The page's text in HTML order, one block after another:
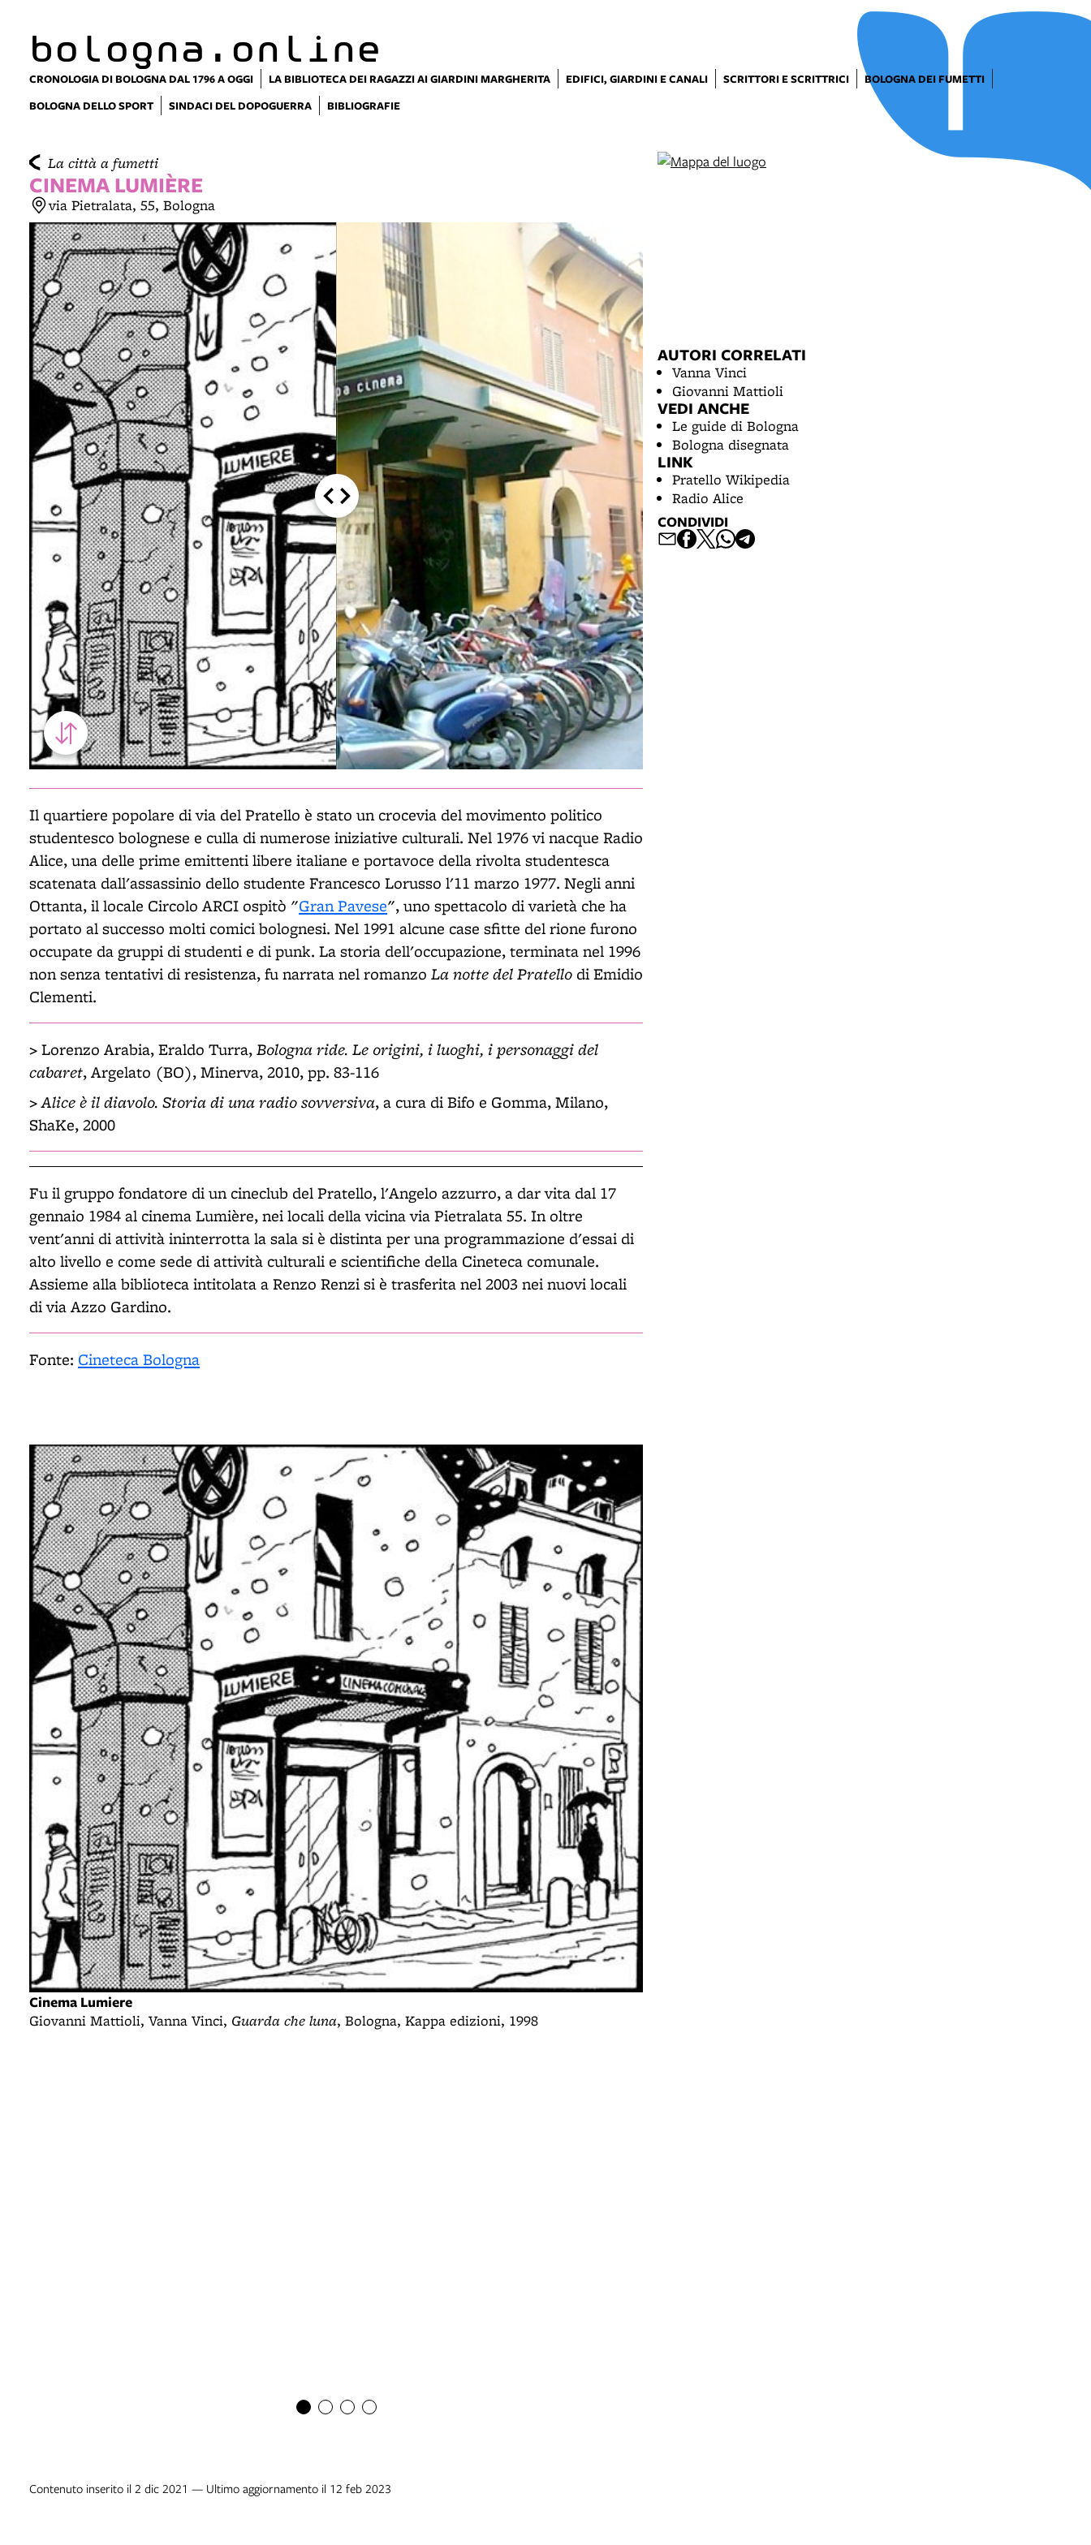
bologna.online
CRONOLOGIA DI BOLOGNA DAL 1796 A OGGI LA BIBLIOTECA DEI RAGAZZI AI GIARDINI MARGHERITA EDIFICI, GIARDINI E CANALI SCRITTORI E SCRITTRICI
BOLOGNA DEI FUMETTI
BOLOGNA DELLO SPORT
SINDACI DEL DOPOGUERRA BIBLIOGRAFIE
La città a fumetti
CINEMA LUMIÈRE
via Pietralata, 55, Bologna
Il quartiere popolare di via del Pratello è stato un crocevia del movimento politico
studentesco bolognese e culla di numerose iniziative culturali. Nel 1976 vi nacque Radio
Alice, una delle prime emittenti libere italiane e portavoce della rivolta studentesca
scatenata dall'assassinio dello studente Francesco Lorusso l'11 marzo 1977. Negli anni
Ottanta, il locale Circolo ARCI ospitò "Gran Pavese", uno spettacolo di varietà che ha
portato al successo molti comici bolognesi. Nel 1991 alcune case sfitte del rione furono
occupate da gruppi di studenti e di punk. La storia dell'occupazione, terminata nel 1996
non senza tentativi di resistenza, fu narrata nel romanzo La notte del Pratello di Emidio
Clementi.
>Lorenzo Arabia, Eraldo Turra,Bologna ride. Le origini, i luoghi, i personaggi del
cabaret, Argelato (BO), Minerva, 2010, pp. 83-116
>Alice è il diavolo. Storia di una radio sovversiva, a cura di Bifo e Gomma, Milano,
ShaKe, 2000
Fu il gruppo fondatore di un cineclub del Pratello, l'Angelo azzurro, a dar vita dal 17
gennaio 1984 al cinema Lumière, nei locali della vicina via Pietralata 55. In oltre
vent'anni di attività ininterrotta la sala si è distinta per una programmazione d'essai di
alto livello e come sede di attività culturali e scientifiche della Cineteca comunale.
Assieme alla biblioteca intitolata a Renzo Renzi si è trasferita nel 2003 nei nuovi locali
di via Azzo Gardino.
Fonte: Cineteca Bologna
Cinema Lumiere
Giovanni Mattioli, Vanna Vinci, Guarda che luna, Bologna, Kappa edizioni, 1998
AUTORI CORRELATI
Vanna Vinci
Giovanni Mattioli
VEDI ANCHE
Le guide di Bologna
Bologna disegnata
LINK
Pratello Wikipedia
Radio Alice
CONDIVIDI
Contenuto inserito il 2 dic 2021 — Ultimo aggiornamento il 12 feb 2023